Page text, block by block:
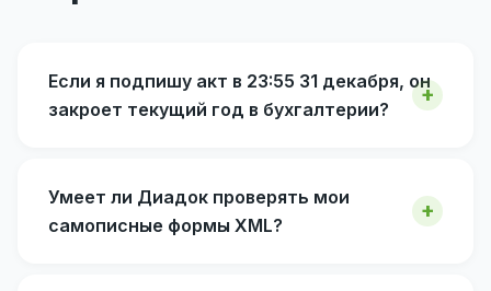
Если я подпишу акт в 23:55 31 декабря, он
закроет текущий год в бухгалтерии?
Умеет ли Диадок проверять мои
самописные формы XML?